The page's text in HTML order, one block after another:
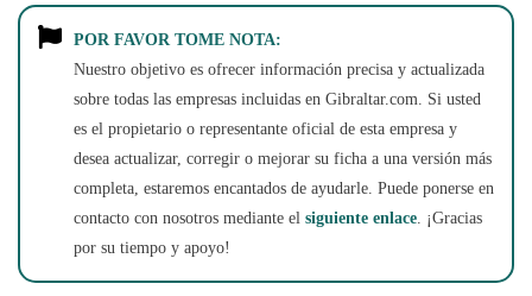
POR FAVOR TOME NOTA:
Nuestro objetivo es ofrecer información precisa y actualizada
sobre todas las empresas incluidas en Gibraltar.com. Si usted
es el propietario o representante oficial de esta empresa y
desea actualizar, corregir o mejorar su ficha a una versión más
completa, estaremos encantados de ayudarle. Puede ponerse en
contacto con nosotros mediante el siguiente enlace. ¡Gracias
por su tiempo y apoyo!